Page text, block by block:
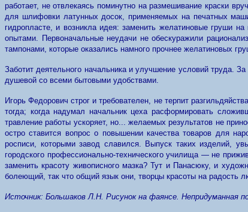
работает, не отвлекаясь поминутно на размешивание краски
для шлифовки латунных досок, применяемых на печатных
гидропласте, и возникла идея: заменить желатиновые груши
опытами. Первоначальные неудачи не обескуражили
тампонами, которые оказались намного прочнее желатиновых
Заботит деятельного начальника и улучшение условий труда.
душевой со всеми бытовыми удобствами.
Игорь Федорович строг и требователен, не терпит
тогда; когда надумал начальник цеха расформировать
травление работы ускоряет, но... желаемых результатов не
остро ставится вопрос о повышении качества товаров для
росписи, которыми завод славился. Выпуск таких изделий,
городского профессионально-технического училища — не
заменить красоту живописного мазка? Тут и Панасюку, и
болеющий, так что общий язык они, творцы красоты на радость
Источник: Большаков Л.Н. Рисунок на фаянсе. Непридуманная